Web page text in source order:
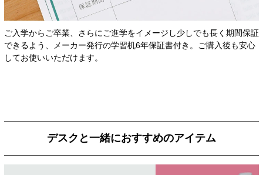
ご入学からご卒業、さらにご進学をイメージし少しでも長く期間保証
できるよう、メーカー発行の学習机6年保証書付き。ご購入後も安心
してお使いいただけます。
デスクと一緒におすすめのアイテム